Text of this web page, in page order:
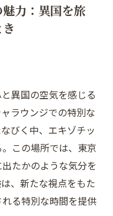
力：異国を旅
異国の空気を感じる
ラウンジでの特別な
びく中、エキゾチッ
この場所では、東京
たかのような気分を
、新たな視点をもた
る特別な時間を提供